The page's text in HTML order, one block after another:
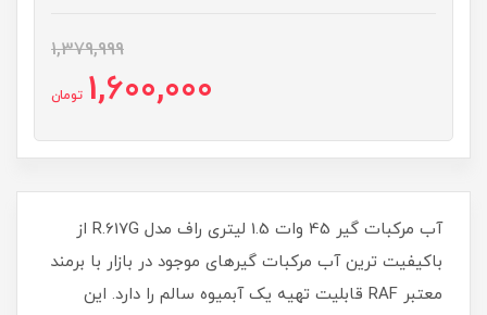
1,379,999
1,600,000 تومان
آب مرکبات گیر 45 وات 1.5 لیتری راف مدل R.617G از
باکیفیت ترین آب مرکبات گیرهای موجود در بازار با برمند
معتبر RAF قابلیت تهیه یک آبمیوه سالم را دارد. این